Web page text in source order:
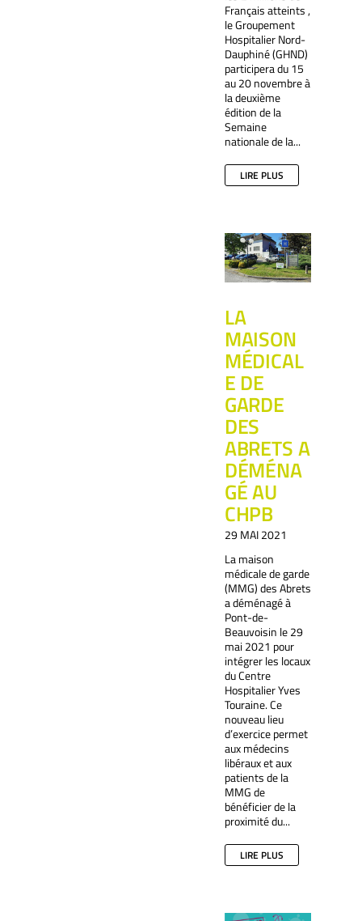
Français atteints ,
le Groupement
Hospitalier Nord-
Dauphiné (GHND)
participera du 15
au 20 novembre à
la deuxième
édition de la
Semaine
nationale de la...
LIRE PLUS
LA
MAISON
MÉDICAL
E DE
GARDE
DES
ABRETS A
DÉMÉNA
GÉ AU
CHPB
29 MAI 2021
La maison
médicale de garde
(MMG) des Abrets
a déménagé à
Pont-de-
Beauvoisin le 29
mai 2021 pour
intégrer les locaux
du Centre
Hospitalier Yves
Touraine. Ce
nouveau lieu
d’exercice permet
aux médecins
libéraux et aux
patients de la
MMG de
bénéficier de la
proximité du...
LIRE PLUS